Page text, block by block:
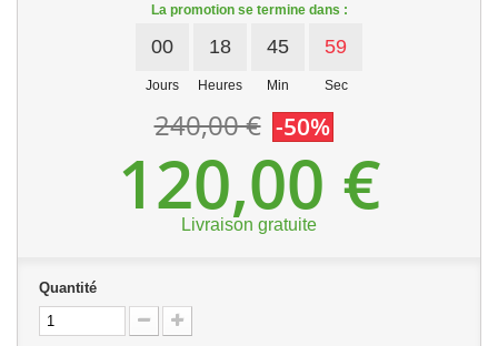
La promotion se termine dans :
00
Jours
18
Heures
45
Min
59
Sec
240,00 € -50%
120,00 €
Livraison gratuite
Quantité